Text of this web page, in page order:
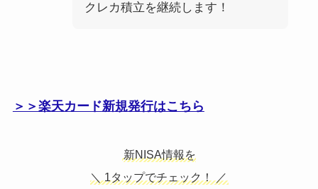
クレカ積立を継続します！
＞＞楽天カード新規発行はこちら
新NISA情報を
＼ 1タップでチェック！ ／